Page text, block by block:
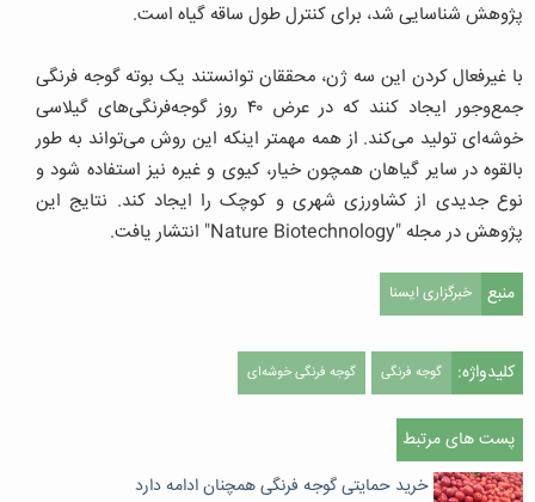
پژوهش شناسایی شد، برای کنترل طول ساقه گیاه است.
با غیرفعال کردن این سه ژن، محققان توانستند یک بوته گوجه فرنگی
جمع‌وجور ایجاد کنند که در عرض ۴۰ روز گوجه‌فرنگی‌های گیلاسی
خوشه‌ای تولید می‌کند. از همه مهمتر اینکه این روش می‌تواند به طور
بالقوه در سایر گیاهان همچون خیار، کیوی و غیره نیز استفاده شود و
نوع جدیدی از کشاورزی شهری و کوچک را ایجاد کند. نتایج این
پژوهش در مجله "Nature Biotechnology" انتشار یافت.
منبع خبرگزاری ایسنا
کلیدواژه: گوجه فرنگی گوجه فرنگی خوشه‌ای
پست های مرتبط
خرید حمایتی گوجه فرنگی همچنان ادامه دارد